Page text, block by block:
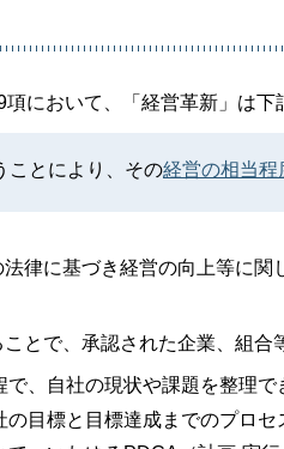
において、「経営革新」は下
ことにより、その経営の相当程
律に基づき経営の向上等に
とで、承認された企業、組合
、自社の現状や課題を整理で
目標と目標達成までのプロセ